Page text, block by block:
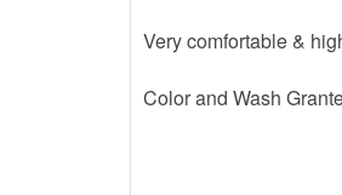
Very comfortable &
Color and Wash